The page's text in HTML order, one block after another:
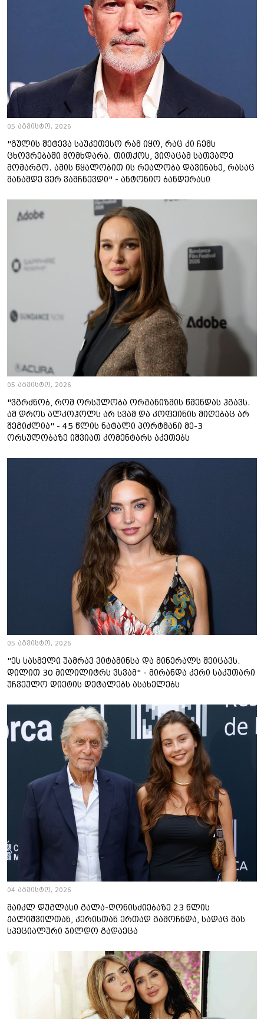
05 აგვისტო, 2026
"გულის შეტევა საუკეთესო რამ იყო, რაც კი ჩემს
ცხოვრებაში მომხდარა. თითქოს, ვიღაცამ სათვალე
მომარგო. ამის წყალობით ის რეალობა დავინახე, რასაც
მანამდე ვერ ვამჩნევდი" - ანტონიო ბანდერასი
05 აგვისტო, 2026
"ვგრძნობ, რომ ორსულობა ორგანიზმის წმენდას ჰგავს.
ამ დროს ალკოჰოლს არ სვამ და კოფეინის მიღებაც არ
შეგიძლია" - 45 წლის ნატალი პორტმანი მე-3
ორსულობაზე იშვიათ კომენტარს აკეთებს
05 აგვისტო, 2026
"ეს სასმელი უამრავ ვიტამინსა და მინერალს შეიცავს.
დილით 30 მილილიტრს ვსვამ" - მირანდა კერი საკუთარი
უჩვეულო დიეტის დეტალებს ასახელებს
04 აგვისტო, 2026
მაიკლ დუგლასი გალა-ღონისძიებაზე 23 წლის
ქალიშვილთან, კერისთან ერთად გამოჩნდა, სადაც მას
სპეციალური ჯილდო გადაეცა